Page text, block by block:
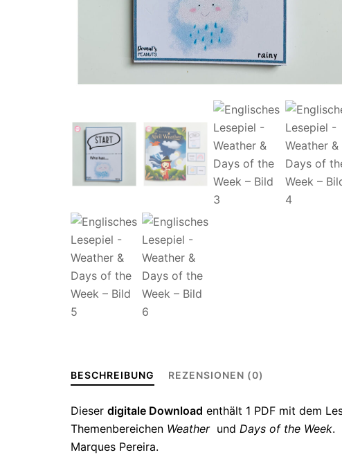
BESCHREIBUNG REZENSIONEN (0)
Dieser digitale Download enthält 1 PDF mit dem
Themenbereichen Weatherund Days of the Week.
Marques Pereira.